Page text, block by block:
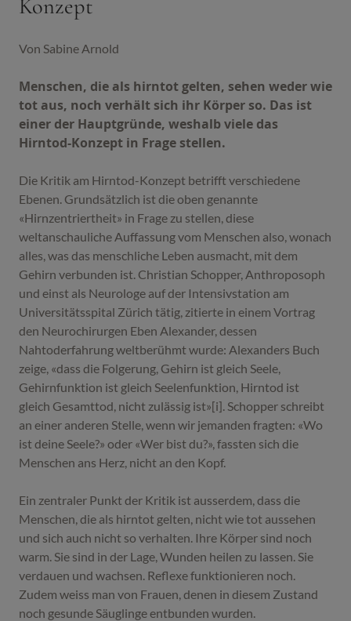
Konzept
Von Sabine Arnold
Menschen, die als hirntot gelten, sehen weder wie
tot aus, noch verhält sich ihr Körper so. Das ist
einer der Hauptgründe, weshalb viele das
Hirntod-Konzept in Frage stellen.
Die Kritik am Hirntod-Konzept betrifft verschiedene
Ebenen. Grundsätzlich ist die oben genannte
«Hirnzentriertheit» in Frage zu stellen, diese
weltanschauliche Auffassung vom Menschen also, wonach
alles, was das menschliche Leben ausmacht, mit dem
Gehirn verbunden ist. Christian Schopper, Anthroposoph
und einst als Neurologe auf der Intensivstation am
Universitätsspital Zürich tätig, zitierte in einem Vortrag
den Neurochirurgen Eben Alexander, dessen
Nahtoderfahrung weltberühmt wurde: Alexanders Buch
zeige, «dass die Folgerung, Gehirn ist gleich Seele,
Gehirnfunktion ist gleich Seelenfunktion, Hirntod ist
gleich Gesamttod, nicht zulässig ist»[i]. Schopper schreibt
an einer anderen Stelle, wenn wir jemanden fragten: «Wo
ist deine Seele?» oder «Wer bist du?», fassten sich die
Menschen ans Herz, nicht an den Kopf.
Ein zentraler Punkt der Kritik ist ausserdem, dass die
Menschen, die als hirntot gelten, nicht wie tot aussehen
und sich auch nicht so verhalten. Ihre Körper sind noch
warm. Sie sind in der Lage, Wunden heilen zu lassen. Sie
verdauen und wachsen. Reflexe funktionieren noch.
Zudem weiss man von Frauen, denen in diesem Zustand
noch gesunde Säuglinge entbunden wurden.